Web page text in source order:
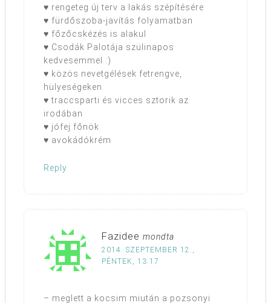
♥ rengeteg új terv a lakás szépítésére
♥ fürdőszoba-javítás folyamatban
♥ főzőcskézés is alakul
♥ Csodák Palotája szülinapos
kedvesemmel :)
♥ közös nevetgélések fetrengve,
hülyeségeken
♥ traccsparti és vicces sztorik az
irodában
♥ jófej főnök
♥ avokádókrém
Reply
Fazidee mondta
2014. SZEPTEMBER 12.,
PÉNTEK, 13:17
– meglett a kocsim miután a pozsonyi